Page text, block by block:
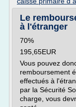
Le
à l'étranger
70%
195,65EUR
Vous pouvez
remboursement
effectués à
par la Sécurité
charge, vous